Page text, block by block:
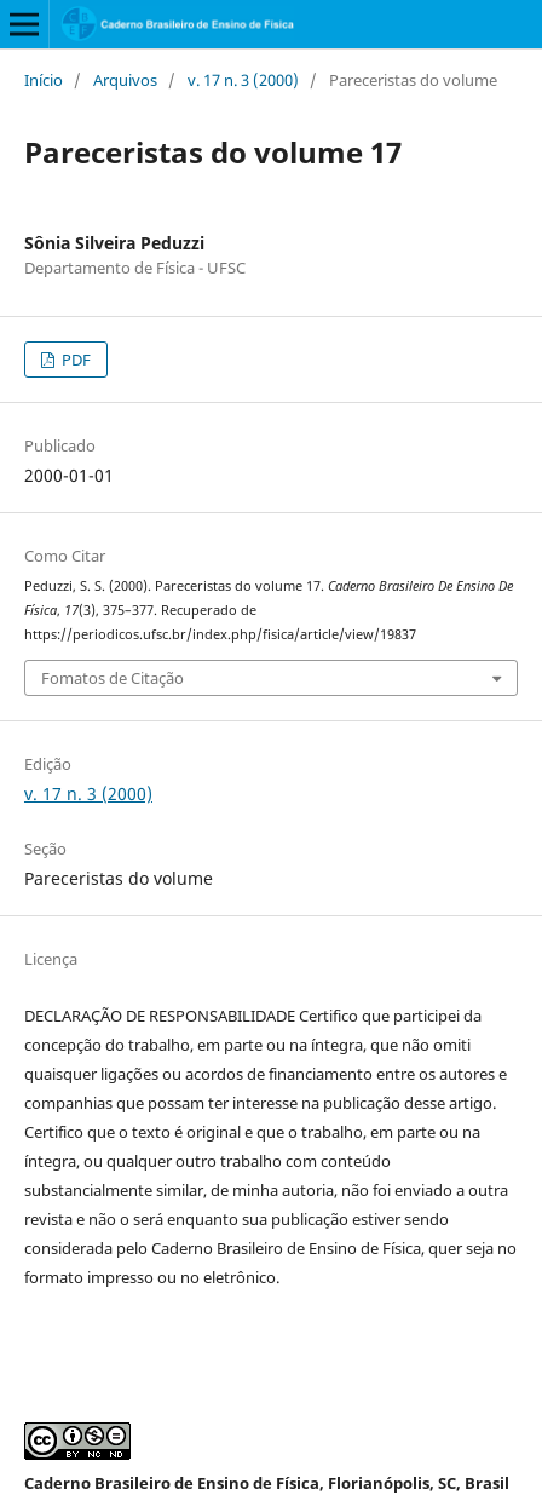
Início / Arquivos / v. 17 n. 3 (2000) / Pareceristas do volume
Pareceristas do volume 17
Sônia Silveira Peduzzi
Departamento de Física - UFSC
PDF
Publicado
2000-01-01
Como Citar
Peduzzi, S. S. (2000). Pareceristas do volume 17. Caderno Brasileiro De Ensino De
Física, 17(3), 375–377. Recuperado de
https://periodicos.ufsc.br/index.php/fisica/article/view/19837
Fomatos de Citação
Edição
v. 17 n. 3 (2000)
Seção
Pareceristas do volume
Licença
DECLARAÇÃO DE RESPONSABILIDADE Certifico que participei da
concepção do trabalho, em parte ou na íntegra, que não omiti
quaisquer ligações ou acordos de financiamento entre os autores e
companhias que possam ter interesse na publicação desse artigo.
Certifico que o texto é original e que o trabalho, em parte ou na
íntegra, ou qualquer outro trabalho com conteúdo
substancialmente similar, de minha autoria, não foi enviado a outra
revista e não o será enquanto sua publicação estiver sendo
considerada pelo Caderno Brasileiro de Ensino de Física, quer seja no
formato impresso ou no eletrônico.
Caderno Brasileiro de Ensino de Física, Florianópolis, SC, Brasil